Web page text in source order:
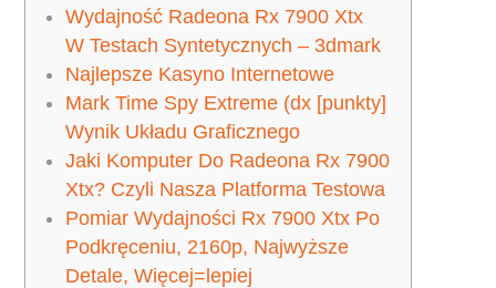
Wydajność Radeona Rx 7900 Xtx
W Testach Syntetycznych – 3dmark
Najlepsze Kasyno Internetowe
Mark Time Spy Extreme (dx [punkty]
Wynik Układu Graficznego
Jaki Komputer Do Radeona Rx 7900
Xtx? Czyli Nasza Platforma Testowa
Pomiar Wydajności Rx 7900 Xtx Po
Podkręceniu, 2160p, Najwyższe
Detale, Więcej=lepiej